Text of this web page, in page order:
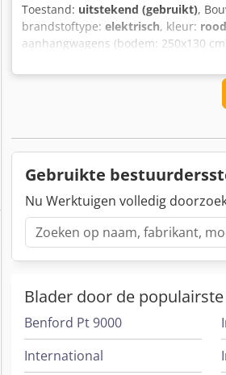
Toestand: uitstekend (gebruikt),
brandstoftype: elektrisch, kleur: rood
aanhangwagens (bodem: 250x130
informatie = Algemene informatie
gestuurd Achteras: gestuurd
Functioneel Opbouwmerk: MAFI
Verdere informatie Dkedpsxztadefx
Gebruikte
Nu Werktuigen volledig
Blader door de
Benford Pt 9000
International